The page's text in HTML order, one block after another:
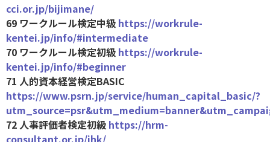
cci.or.jp/bijimane/
69 ワークルール検定中級 https://workrule-
kentei.jp/info/#intermediate
70 ワークルール検定初級 https://workrule-
kentei.jp/info/#beginner
71 人的資本経営検定BASIC
https://www.psrn.jp/service/human_capital_basic/?
72 人事評価者検定初級 https://hrm-
consultant.or.jp/jhk/